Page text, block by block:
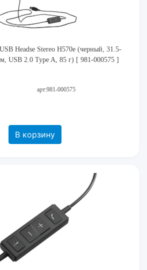
Headse Stereo H570e (черный, 31.5-
USB 2.0 Type A, 85 г) [ 981-000575 ]
арт:981-000575
В корзину